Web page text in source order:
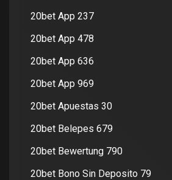
20bet App 237
20bet App 478
20bet App 636
20bet App 969
20bet Apuestas 30
20bet Belepes 679
20bet Bewertung 790
20bet Bono Sin Deposito 79